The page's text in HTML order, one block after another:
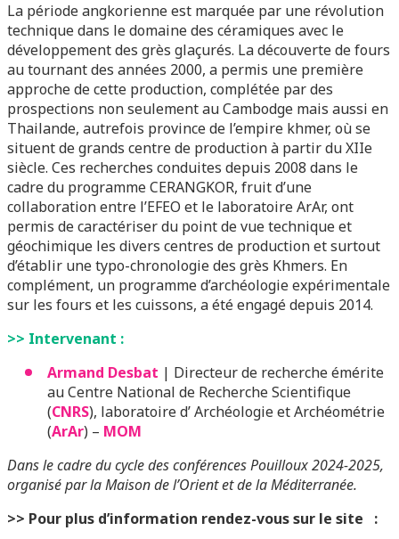
La période angkorienne est marquée par une révolution
technique dans le domaine des céramiques avec le
développement des grès glaçurés. La découverte de fours
au tournant des années 2000, a permis une première
approche de cette production, complétée par des
prospections non seulement au Cambodge mais aussi en
Thailande, autrefois province de l’empire khmer, où se
situent de grands centre de production à partir du XIIe
siècle. Ces recherches conduites depuis 2008 dans le
cadre du programme CERANGKOR, fruit d’une
collaboration entre l’EFEO et le laboratoire ArAr, ont
permis de caractériser du point de vue technique et
géochimique les divers centres de production et surtout
d’établir une typo-chronologie des grès Khmers. En
complément, un programme d’archéologie expérimentale
sur les fours et les cuissons, a été engagé depuis 2014.
>> Intervenant :
Armand Desbat | Directeur de recherche émérite
au Centre National de Recherche Scientifique
(CNRS), laboratoire d’ Archéologie et Archéométrie
(ArAr) – MOM
Dans le cadre du cycle des conférences Pouilloux 2024-2025,
organisé par la Maison de l’Orient et de la Méditerranée.
>> Pour plus d’information rendez-vous sur le site :